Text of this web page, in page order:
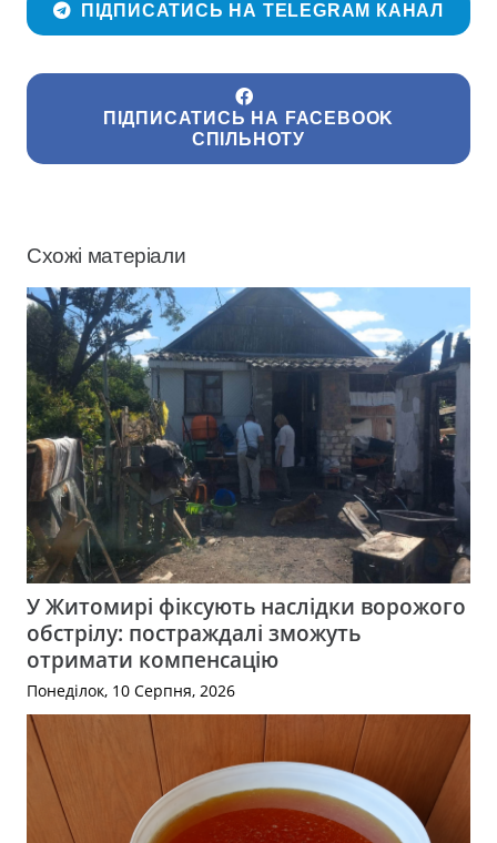
ПІДПИСАТИСЬ НА TELEGRAM КАНАЛ
ПІДПИСАТИСЬ НА FACEBOOK
СПІЛЬНОТУ
Схожі матеріали
У Житомирі фіксують наслідки ворожого
обстрілу: постраждалі зможуть
отримати компенсацію
Понеділок, 10 Серпня, 2026